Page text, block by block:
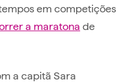
em competições
a maratona de
a capitã Sara